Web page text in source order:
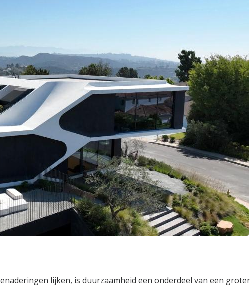
lijken, is duurzaamheid een onderdeel van een groter